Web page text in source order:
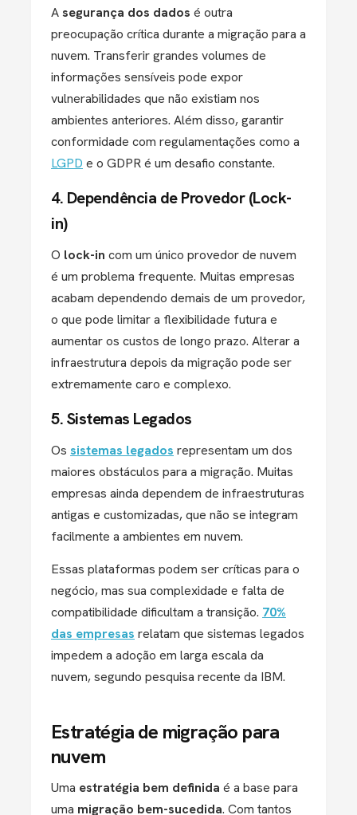
Asegurança dos dados é outra
preocupação crítica durante a migração para a
nuvem. Transferir grandes volumes de
informações sensíveis pode expor
vulnerabilidades que não existiam nos
ambientes anteriores. Além disso, garantir
conformidade com regulamentações como a
LGPD e o GDPR é um desafio constante​.
4. Dependência de Provedor (Lock-
in)
O lock-in com um único provedor de nuvem
é um problema frequente. Muitas empresas
acabam dependendo demais de um provedor,
o que pode limitar a flexibilidade futura e
aumentar os custos de longo prazo. Alterar a
infraestrutura depois da migração pode ser
extremamente caro e complexo​.
5. Sistemas Legados
Os sistemas legados representam um dos
maiores obstáculos para a migração. Muitas
empresas ainda dependem de infraestruturas
antigas e customizadas, que não se integram
facilmente a ambientes em nuvem.
Essas plataformas podem ser críticas para o
negócio, mas sua complexidade e falta de
compatibilidade dificultam a transição. 70%
das empresas relatam que sistemas legados
impedem a adoção em larga escala da
nuvem, segundo pesquisa recente da IBM.
Estratégia de migração para
nuvem
Uma estratégia bem definida é a base para
uma migração bem-sucedida. Com tantos